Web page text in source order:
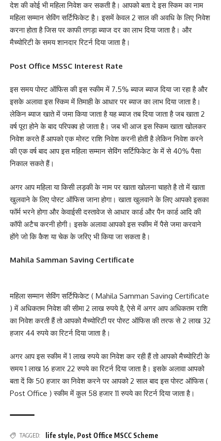
देश की कोई भी महिला निवेश कर सकती है। आपको बता दे इस स्किम का नाम
महिला सम्मान सेविंग सर्टिफिकेट है। इसमें केवल 2 साल की अवधि के लिए निवेश
करना होता है जिस पर काफी तगड़ा ब्याज दर का लाभ दिया जाता है। और
मैच्योरिटी के समय शानदार रिटर्न दिया जाता है।
Post Office MSSC Interest Rate
इस समय पोस्ट ऑफिस की इस स्कीम में 7.5% ब्याज ब्याज दिया जा रहा है और
इसके अलावा इस स्किम में तिमाही के आधार पर ब्याज का लाभ दिया जाता है।
लेकिन ब्याज खाते में जमा किया जाता है यह ब्याज तब दिया जाता है जब खाता 2
वर्ष पूरा होने के बाद परिपक्व हो जाता है। जब भी आज इस स्किम खाता खोलकर
निवेश करते हैं आपको एक मोस्ट राशि निवेश करनी होती है लेकिन निवेश करने
की एक वर्ष बाद आप इस महिला सम्मान सेविंग सर्टिफिकेट के में से 40% पैसा
निकाल सकते हैं।
अगर आप महिला या किसी लड़की के नाम पर खाता खोलना चाहते है तो में खाता
खुलवाने के लिए पोस्ट ऑफिस जाना होगा। खाता खुलवाने के लिए आपको इसका
फॉर्म भरने होगा और केवाईसी दस्तावेज से आधार कार्ड और पैन कार्ड आदि की
कॉपी अटैच करनी होगी। इसके अलावा आपको इस स्कीम में पैसे जमा करवाने
होंगे जो कि कैश या चेक के जरिए भी किया जा सकता है।
Mahila Samman Saving Certificate
महिला सम्मान सेविंग सर्टिफिकेट ( Mahila Samman Saving Certificate
) में अधिकतम निवेश की सीमा 2 लाख रुपये है, ऐसे में अगर आप अधिकतम राशि
का निवेश करती हैं तो आपको मैच्योरिटी पर पोस्ट ऑफिस की तरफ से 2 लाख 32
हजार 44 रुपये का रिटर्न दिया जाता है।
अगर आप इस स्कीम में 1 लाख रुपये का निवेश कर रही हैं तो आपको मैच्योरिटी के
समय 1 लाख 16 हजार 22 रुपये का रिटर्न दिया जाता है। इसके अलावा आपको
बता दें कि 50 हजार का निवेश करने पर आपको 2 साल बाद इस पोस्ट ऑफिस (
Post Office ) स्कीम में कुल 58 हजार 11 रुपये का रिटर्न दिया जाता है।
TAGGED: life style, Post Office MSCC Scheme